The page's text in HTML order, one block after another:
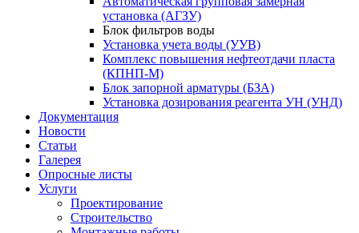
установка (АГЗУ)
Блок фильтров воды
Установка учета воды (УУВ)
Комплекс повышения нефтеотдачи пласта
(КПНП-М)
Блок запорной арматуры (БЗА)
Установка дозирования реагента УН (УНД)
Документация
Новости
Статьи
Галерея
Опросные листы
Услуги
Проектирование
Строительство